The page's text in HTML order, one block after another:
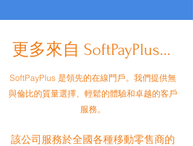
更多來自 SoftPayPlus...
SoftPayPlus 是領先的在線門戶。我們提供無
與倫比的質量選擇、輕鬆的體驗和卓越的客戶
服務。
該公司服務於全國各種移動零售商的